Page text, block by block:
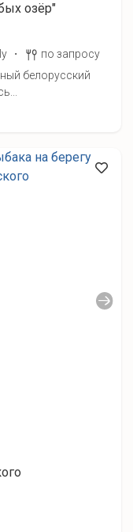
озёр"
·
по запросу
белорусский